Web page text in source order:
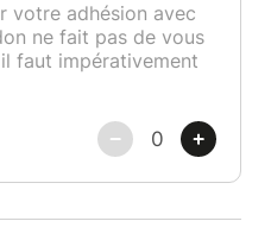
votre adhésion avec
ne fait pas de vous
faut impérativement